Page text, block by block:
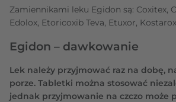
Zamiennikami leku Egidon są: Coxitex,
Edolox, Etoricoxib Teva, Etuxor,
Egidon – dawkowanie
Lek należy przyjmować raz na dobę,
porze. Tabletki można stosować
jednak przyjmowanie na czczo może